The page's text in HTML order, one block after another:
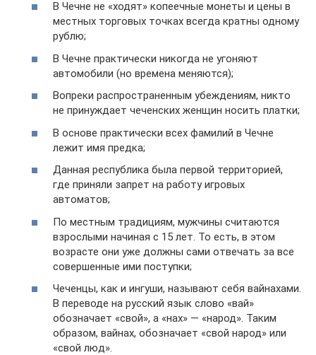
В Чечне не «ходят» копеечные монеты и цены в
местных торговых точках всегда кратны одному
рублю;
В Чечне практически никогда не угоняют
автомобили (но времена меняются);
Вопреки распространенным убеждениям, никто
не принуждает чеченских женщин носить платки;
В основе практически всех фамилий в Чечне
лежит имя предка;
Данная республика была первой территорией,
где приняли запрет на работу игровых
автоматов;
По местным традициям, мужчины считаются
взрослыми начиная с 15 лет. То есть, в этом
возрасте они уже должны сами отвечать за все
совершенные ими поступки;
Чеченцы, как и ингуши, называют себя вайнахами.
В переводе на русский язык слово «вай»
обозначает «свой», а «нах» — «народ». Таким
образом, вайнах, обозначает «свой народ» или
«свой люд».